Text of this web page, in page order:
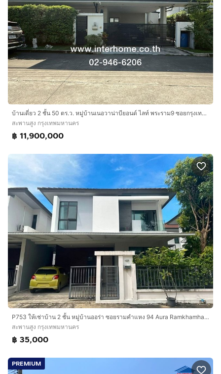
บ้านเดี่ยว 2 ชั้น 50 ตร.ว. หมู่บ้านเนอวาน่าบียอนด์ ไลท์ พระราม9 ซอยกรุงเทพกรีฑา32 ถนนพระราม9 ถนนศรีนครินทร์-บางกะปิ เขตสะพานสูง กรุงเทพมหานค
สะพานสูง กรุงเทพมหานคร
฿ 11,900,000
P753 ให้เช่าบ้าน 2 ชั้น หมู่บ้านออร่า ซอยรามคำแหง 94 Aura Ramkhamhaeng 94 ตกแต่งสวยพร้อมเข้าอยู่ เหมาะพักอาศัย ใกล้เดอะพาสิโอ รามคำแหง ม.นิด
สะพานสูง กรุงเทพมหานคร
฿ 35,000
PREMIUM